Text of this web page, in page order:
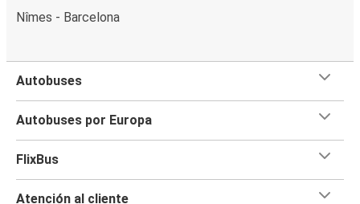
Nîmes - Barcelona
Autobuses
Autobuses por Europa
FlixBus
Atención al cliente